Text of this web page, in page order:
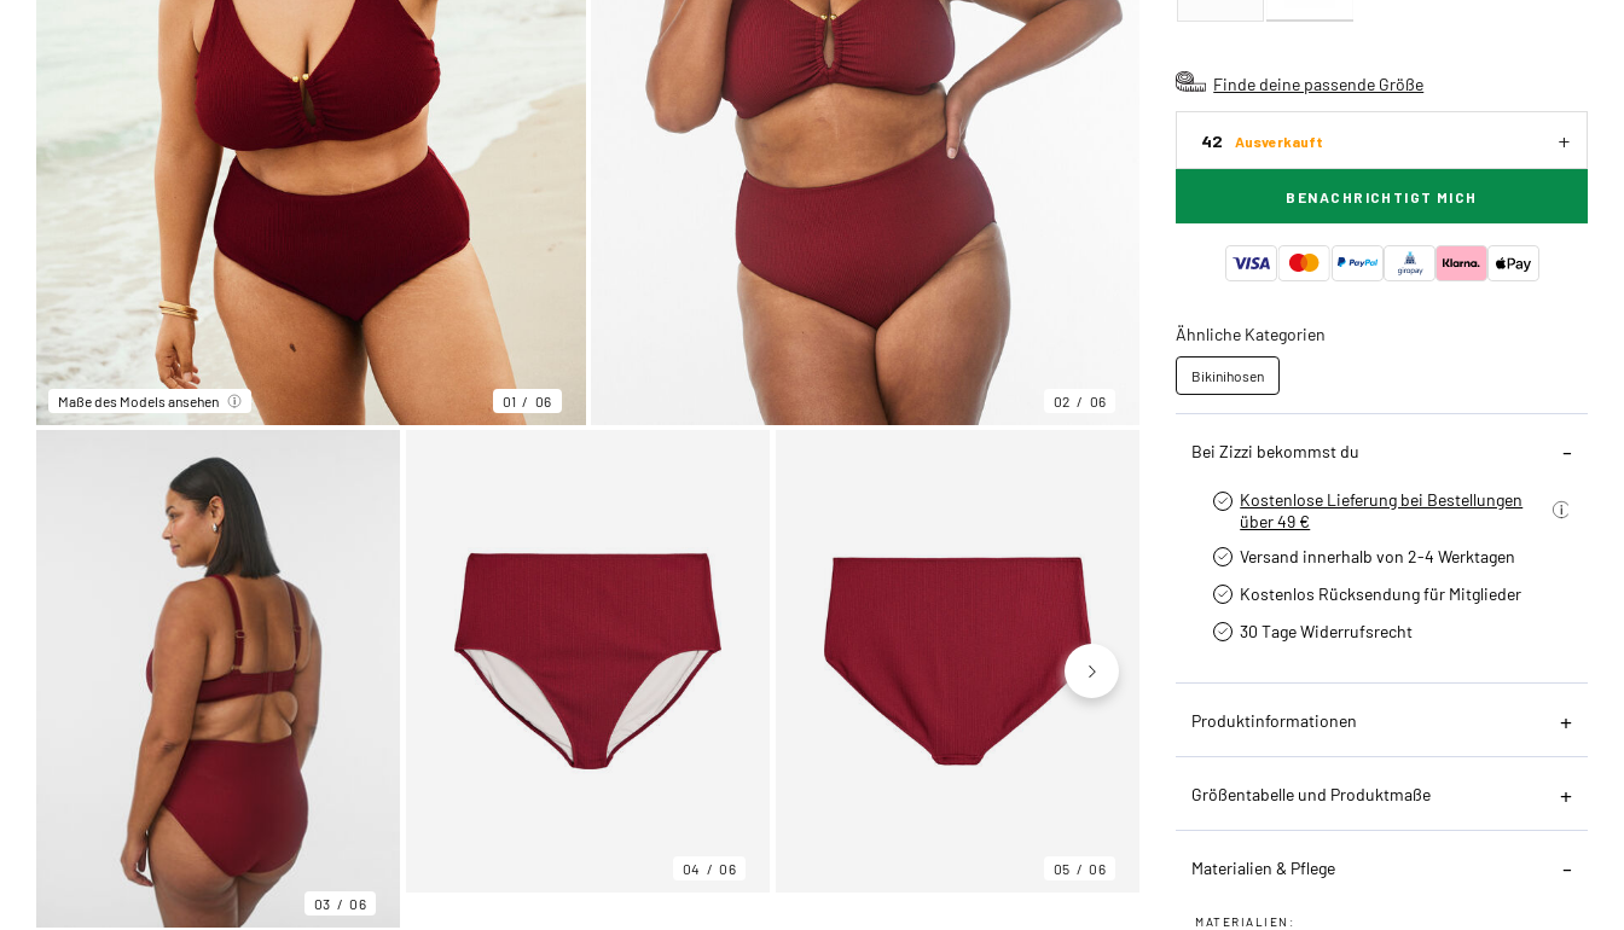
Maße des Models ansehen 01 06 02 06
03 06
04 06 05 06
Finde deine passende Größe
42 Ausverkauft
BENACHRICHTIGT MICH
Ähnliche Kategorien
Bikinihosen
Bei Zizzi bekommst du
Kostenlose Lieferung bei Bestellungen
über 49 €
Versand innerhalb von 2-4 Werktagen
Kostenlos Rücksendung für Mitglieder
30 Tage Widerrufsrecht
Produktinformationen
Größentabelle und Produktmaße
Materialien & Pflege
MATERIALIEN: